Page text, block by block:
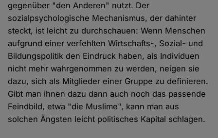
gegenüber "den Anderen" nutzt. Der
sozialpsychologische Mechanismus, der dahinter
steckt, ist leicht zu durchschauen: Wenn Menschen
aufgrund einer verfehlten Wirtschafts-, Sozial- und
Bildungspolitik den Eindruck haben, als Individuen
nicht mehr wahrgenommen zu werden, neigen sie
dazu, sich als Mitglieder einer Gruppe zu definieren.
Gibt man ihnen dazu dann auch noch das passende
Feindbild, etwa "die Muslime", kann man aus
solchen Ängsten leicht politisches Kapital schlagen.